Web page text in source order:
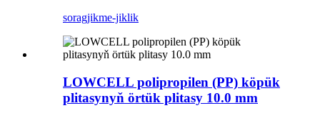
soragjikme-jiklik
LOWCELL polipropilen (PP) köpük
plitasynyň örtük plitasy 10.0 mm